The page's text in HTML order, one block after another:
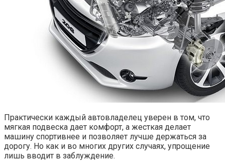
Практически каждый автовладелец уверен в том, что
мягкая подвеска дает комфорт, а жесткая делает
машину спортивнее и позволяет лучше держаться за
дорогу. Но как и во многих других случаях, упрощение
лишь вводит в заблуждение.